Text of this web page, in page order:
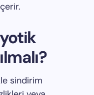
sindirim